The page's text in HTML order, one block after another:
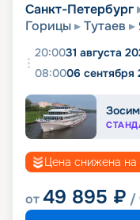
Санкт-Петербург
Горицы
Тутаев
20:0031 августа
08:0006 сентября
Цена снижена на
от49 895 ₽ /